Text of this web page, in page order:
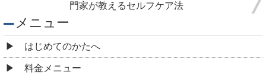
全国の有名整体院・整骨院からの推薦状
院情報・アクセス
スタッフ紹介
よくある質問